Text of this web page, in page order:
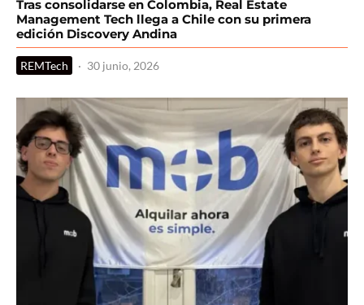
Tras consolidarse en Colombia, Real Estate
Management Tech llega a Chile con su primera
edición Discovery Andina
REMTech · 30 junio, 2026